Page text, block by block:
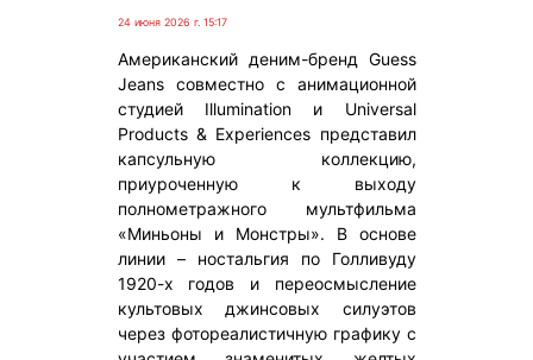
24 июня 2026 г. 15:17
Американский деним-бренд Guess
Jeans совместно с анимационной
студией Illumination и Universal
Products & Experiences представил
капсульную коллекцию,
приуроченную к выходу
полнометражного мультфильма
«Миньоны и Монстры». В основе
линии – ностальгия по Голливуду
1920-х годов и переосмысление
культовых джинсовых силуэтов
через фотореалистичную графику с